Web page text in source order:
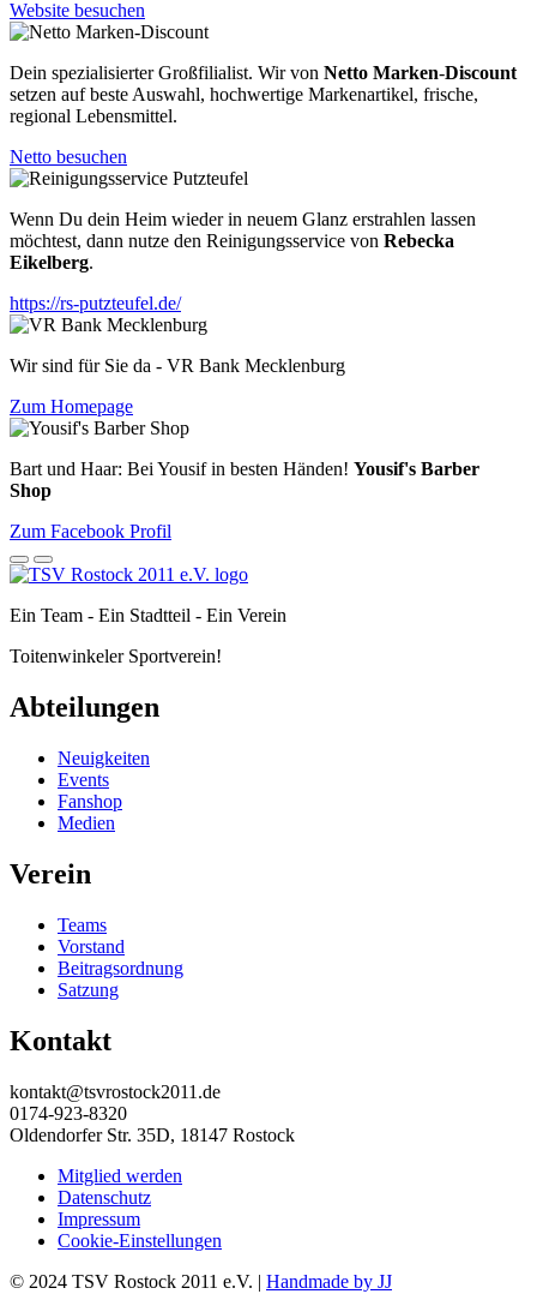
Website besuchen
Dein spezialisierter Großfilialist. Wir von Netto Marken-Discount
setzen auf beste Auswahl, hochwertige Markenartikel, frische,
regional Lebensmittel.
Netto besuchen
Wenn Du dein Heim wieder in neuem Glanz erstrahlen lassen
möchtest, dann nutze den Reinigungsservice von Rebecka
Eikelberg.
https://rs-putzteufel.de/
Wir sind für Sie da - VR Bank Mecklenburg
Zum Homepage
Bart und Haar: Bei Yousif in besten Händen! Yousif's Barber
Shop
Zum Facebook Profil
Ein Team - Ein Stadtteil - Ein Verein
Toitenwinkeler Sportverein!
Abteilungen
Neuigkeiten
Events
Fanshop
Medien
Verein
Teams
Vorstand
Beitragsordnung
Satzung
Kontakt
kontakt@tsvrostock2011.de
0174-923-8320
Oldendorfer Str. 35D, 18147 Rostock
Mitglied werden
Datenschutz
Impressum
Cookie-Einstellungen
© 2024 TSV Rostock 2011 e.V. | Handmade by JJ